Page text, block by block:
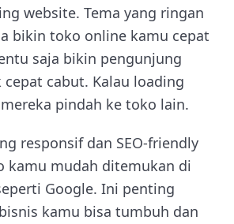
website. Tema yang ringan
bikin toko online kamu cepat
saja bikin pengunjung
cabut. Kalau loading
pindah ke toko lain.
responsif dan SEO-friendly
kamu mudah ditemukan di
Google. Ini penting
kamu bisa tumbuh dan